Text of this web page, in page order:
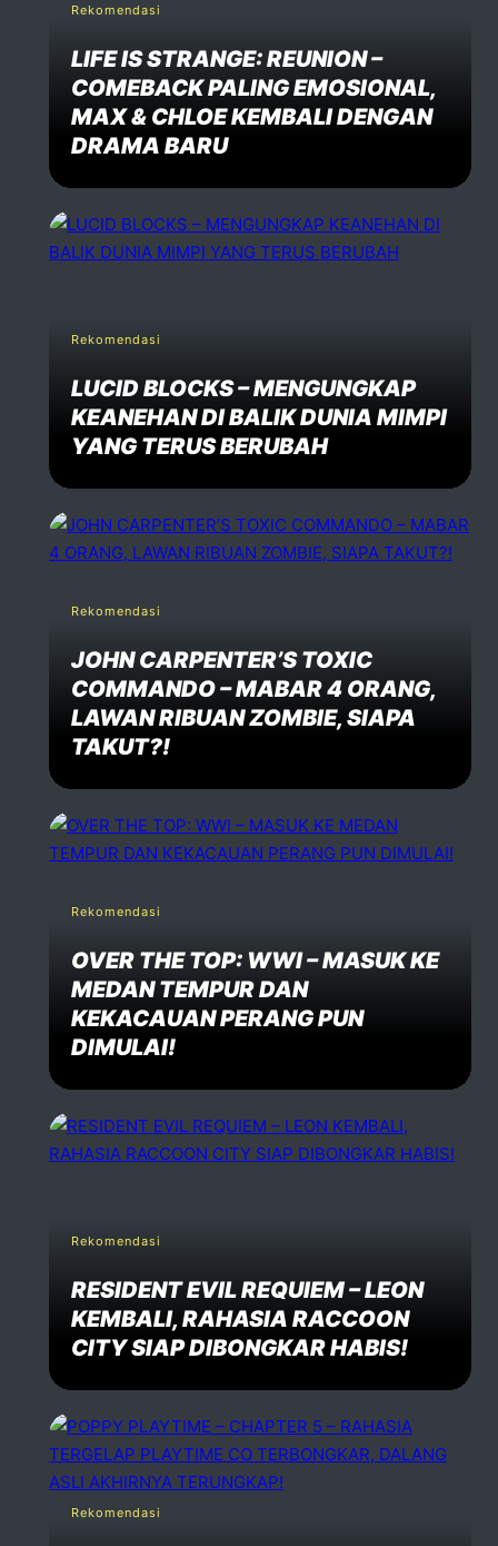
Rekomendasi
LIFE IS STRANGE: REUNION –
COMEBACK PALING EMOSIONAL,
MAX & CHLOE KEMBALI DENGAN
DRAMA BARU
Rekomendasi
LUCID BLOCKS – MENGUNGKAP
KEANEHAN DI BALIK DUNIA MIMPI
YANG TERUS BERUBAH
Rekomendasi
JOHN CARPENTER’S TOXIC
COMMANDO – MABAR 4 ORANG,
LAWAN RIBUAN ZOMBIE, SIAPA
TAKUT?!
Rekomendasi
OVER THE TOP: WWI – MASUK KE
MEDAN TEMPUR DAN
KEKACAUAN PERANG PUN
DIMULAI!
Rekomendasi
RESIDENT EVIL REQUIEM – LEON
KEMBALI, RAHASIA RACCOON
CITY SIAP DIBONGKAR HABIS!
Rekomendasi